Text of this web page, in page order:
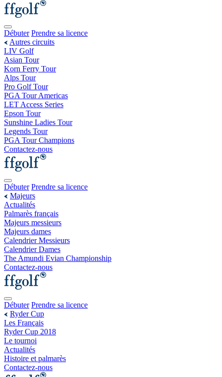
Débuter Prendre sa licence
Autres circuits
LIV Golf
Asian Tour
Korn Ferry Tour
Alps Tour
Pro Golf Tour
PGA Tour Americas
LET Access Series
Epson Tour
Sunshine Ladies Tour
Legends Tour
PGA Tour Champions
Contactez-nous
Débuter Prendre sa licence
Majeurs
Actualités
Palmarès français
Majeurs messieurs
Majeurs dames
Calendrier Messieurs
Calendrier Dames
The Amundi Evian Championship
Contactez-nous
Débuter Prendre sa licence
Ryder Cup
Les Français
Ryder Cup 2018
Le tournoi
Actualités
Histoire et palmarès
Contactez-nous